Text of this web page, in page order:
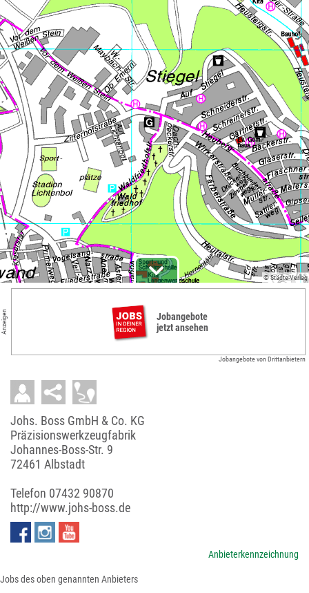
© Städte-Verlag
Anzeigen
Jobangebote
jetzt ansehen
Jobangebote von Drittanbietern
Johs. Boss GmbH & Co. KG
Präzisionswerkzeugfabrik
Johannes-Boss-Str. 9
72461 Albstadt
Telefon 07432 90870
http://www.johs-boss.de
Anbieterkennzeichnung
Jobs des oben genannten Anbieters